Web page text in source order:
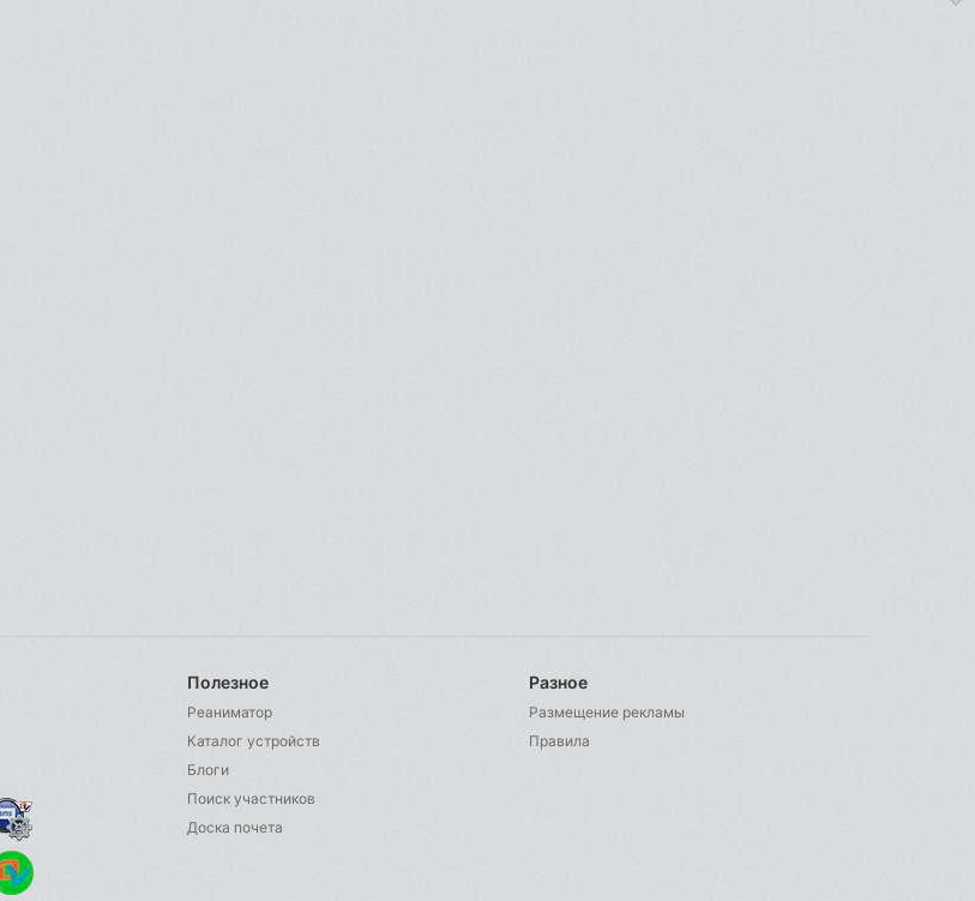
Полезное
Реаниматор
Каталог устройств
Блоги
Поиск участников
Доска почета
Разное
Размещение рекламы
Правила